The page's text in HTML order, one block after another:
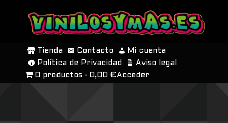
SALTAR
CONTENIDO
Tienda Contacto
Mi cuenta
Política de Privacidad
Aviso legal
0 productos
0,00 € Acceder